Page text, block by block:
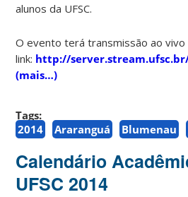
alunos da UFSC.
O evento terá transmissão ao vivo
link: http://
(mais…)
Tags:
2014
Araranguá Blumenau
Calendário
UFSC 2014